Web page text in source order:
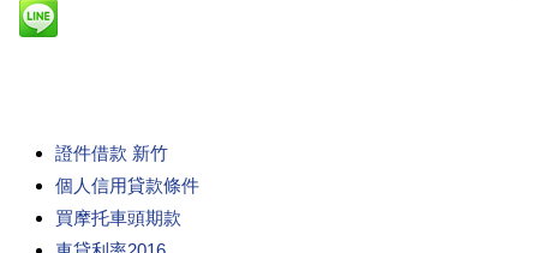
證件借款 新竹
個人信用貸款條件
買摩托車頭期款